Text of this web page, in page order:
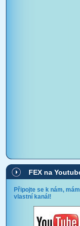
FEX na
Připojte se k nám,
vlastní kanál!